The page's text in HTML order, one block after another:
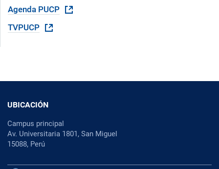
Agenda PUCP
TVPUCP
UBICACIÓN
Campus principal
Av. Universitaria 1801, San Miguel
15088, Perú